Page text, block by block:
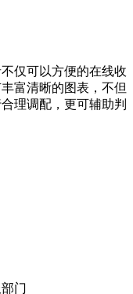
仅可以方便的在线收
富清晰的图表，不但
理调配，更可辅助判
门